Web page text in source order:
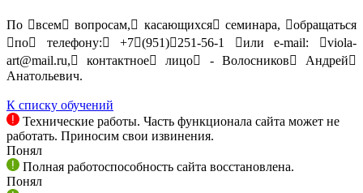
По 􀀁всем􀀁 вопросам,􀀁 касающихся􀀁 семинара, 􀀁обращаться
􀀁по􀀁 телефону:􀀁 +7􀀁(951)􀀁251-56-1 􀀁или e-mail: 􀀁viola-
art@mail.ru,􀀁 контактное􀀁 лицо􀀁 - Волосников􀀁 Андрей􀀁
Анатольевич.
К списку обучений
Технические работы. Часть функционала сайта может не
работать. Приносим свои извинения.
Понял
Полная работоспособность сайта восстановлена.
Понял